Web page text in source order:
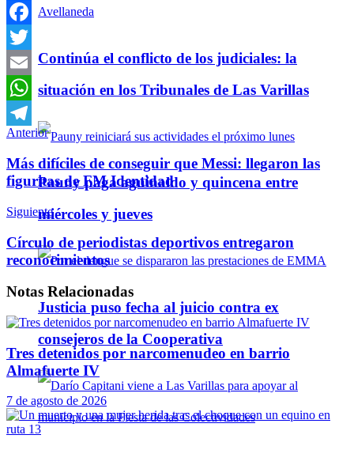
Continúa el conflicto de los judiciales: la
situación en los Tribunales de Las Varillas
Pauny paga aguinaldo y quincena entre
miércoles y jueves
Justicia puso fecha al juicio contra ex
consejeros de la Cooperativa
Facebook
Twitter
Email
WhatsApp
Telegram
Anterior
Más difíciles de conseguir que Messi: llegaron las
figuritas de FM Identidad
Siguiente
Círculo de periodistas deportivos entregaron
reconocimientos
Notas Relacionadas
Tres detenidos por narcomenudeo en barrio
Almafuerte IV
7 de agosto de 2026